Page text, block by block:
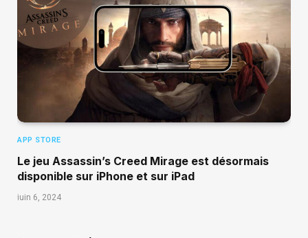
APP STORE
Le jeu Assassin’s Creed Mirage est désormais
disponible sur iPhone et sur iPad
juin 6, 2024